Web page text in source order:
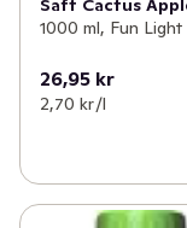
Saft Cactus
1000 ml, Fun Light
26,95 kr
2,70 kr /l